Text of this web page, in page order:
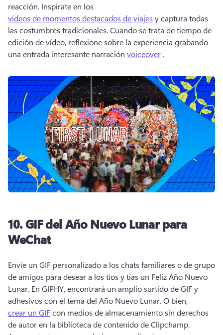
reacción. Inspírate en los
vídeos de momentos destacados de viajes y captura todas
las costumbres tradicionales. Cuando se trata de tiempo de
edición de vídeo, reflexione sobre la experiencia grabando
una entrada interesante narración voiceover .
10.GIF del Año Nuevo Lunar para
WeChat
Envíe un GIF personalizado a los chats familiares o de grupo
de amigos para desear a los tíos y tías un Feliz Año Nuevo
Lunar. En GIPHY, encontrará un amplio surtido de GIF y
adhesivos con el tema del Año Nuevo Lunar. O bien,
crear un GIF con medios de almacenamiento sin derechos